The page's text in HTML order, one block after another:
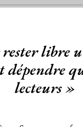
libre
dépendre
lecteurs »